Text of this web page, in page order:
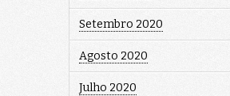
Setembro 2020
Agosto 2020
Julho 2020